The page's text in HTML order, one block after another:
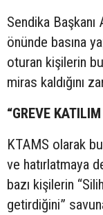
Sendika Başkanı
önünde basına
oturan kişilerin
miras kaldığını
“GREVE
KTAMS olarak
ve hatırlatmaya
bazı kişilerin
getirdiğini”